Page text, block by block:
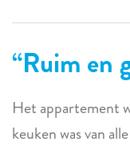
Ruim en
Het appartement
keuken was van